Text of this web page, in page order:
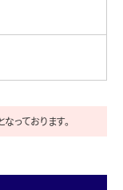
っております。